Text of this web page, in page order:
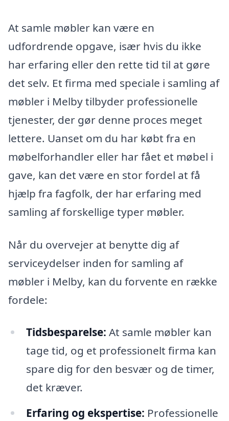
At samle møbler kan være en
udfordrende opgave, især hvis du ikke
har erfaring eller den rette tid til at gøre
det selv. Et firma med speciale i samling af
møbler i Melby tilbyder professionelle
tjenester, der gør denne proces meget
lettere. Uanset om du har købt fra en
møbelforhandler eller har fået et møbel i
gave, kan det være en stor fordel at få
hjælp fra fagfolk, der har erfaring med
samling af forskellige typer møbler.
Når du overvejer at benytte dig af
serviceydelser inden for samling af
møbler i Melby, kan du forvente en række
fordele:
Tidsbesparelse: At samle møbler kan
tage tid, og et professionelt firma kan
spare dig for den besvær og de timer,
det kræver.
Erfaring og ekspertise: Professionelle